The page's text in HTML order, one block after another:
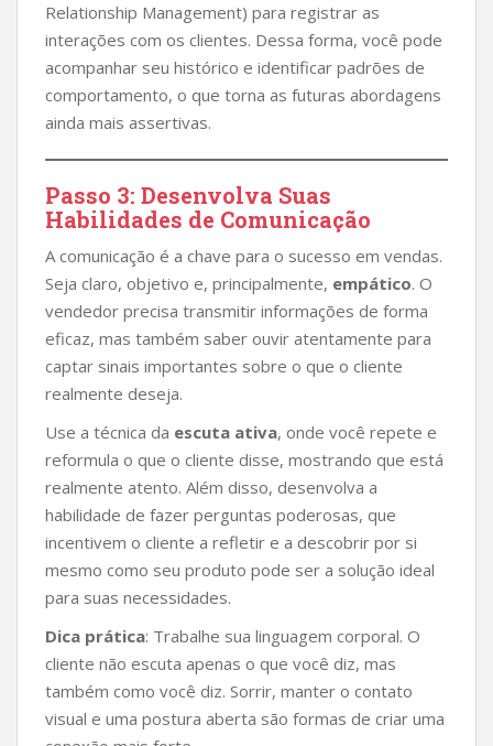
Relationship Management) para registrar as
interações com os clientes. Dessa forma, você pode
acompanhar seu histórico e identificar padrões de
comportamento, o que torna as futuras abordagens
ainda mais assertivas.
Passo 3: Desenvolva Suas
Habilidades de Comunicação
A comunicação é a chave para o sucesso em vendas.
Seja claro, objetivo e, principalmente, empático. O
vendedor precisa transmitir informações de forma
eficaz, mas também saber ouvir atentamente para
captar sinais importantes sobre o que o cliente
realmente deseja.
Use a técnica da escuta ativa, onde você repete e
reformula o que o cliente disse, mostrando que está
realmente atento. Além disso, desenvolva a
habilidade de fazer perguntas poderosas, que
incentivem o cliente a refletir e a descobrir por si
mesmo como seu produto pode ser a solução ideal
para suas necessidades.
Dica prática: Trabalhe sua linguagem corporal. O
cliente não escuta apenas o que você diz, mas
também como você diz. Sorrir, manter o contato
visual e uma postura aberta são formas de criar uma